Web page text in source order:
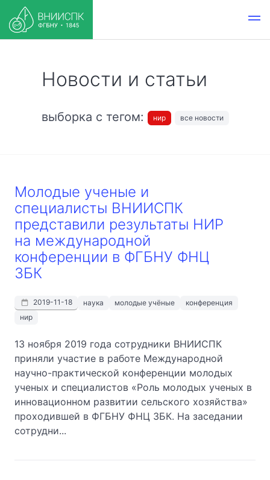
Новости и статьи
выборка с тегом: нир все новости
Молодые ученые и
специалисты ВНИИСПК
представили результаты НИР
на международной
конференции в ФГБНУ ФНЦ
ЗБК
2019-11-18 наука молодые учёные
конференция
нир
13 ноября 2019 года сотрудники ВНИИСПК
приняли участие в работе Международной
научно-практической конференции молодых
ученых и специалистов «Роль молодых ученых в
инновационном развитии сельского хозяйства»
проходившей в ФГБНУ ФНЦ ЗБК. На заседании
сотрудни...